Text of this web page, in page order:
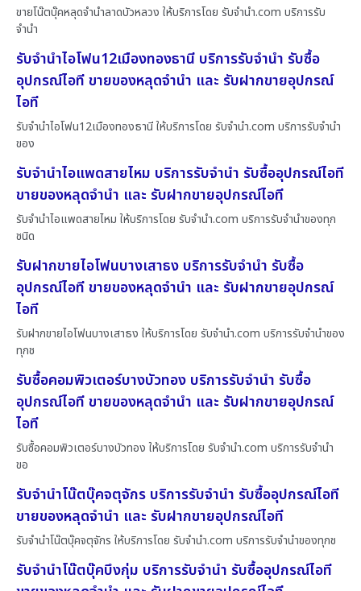
ขายโน๊ตบุ๊คหลุดจำนำลาดบัวหลวง ให้บริการโดย รับจํานํา.com บริการรับ
จำนำ
รับจำนำไอโฟน12เมืองทองธานี บริการรับจำนำ รับซื้อ
อุปกรณ์ไอที ขายของหลุดจำนำ และ รับฝากขายอุปกรณ์
ไอที
รับจำนำไอโฟน12เมืองทองธานี ให้บริการโดย รับจํานํา.com บริการรับจำนำ
ของ
รับจำนำไอแพดสายไหม บริการรับจำนำ รับซื้ออุปกรณ์ไอที
ขายของหลุดจำนำ และ รับฝากขายอุปกรณ์ไอที
รับจำนำไอแพดสายไหม ให้บริการโดย รับจํานํา.com บริการรับจำนำของทุก
ชนิด
รับฝากขายไอโฟนบางเสาธง บริการรับจำนำ รับซื้อ
อุปกรณ์ไอที ขายของหลุดจำนำ และ รับฝากขายอุปกรณ์
ไอที
รับฝากขายไอโฟนบางเสาธง ให้บริการโดย รับจํานํา.com บริการรับจำนำของ
ทุกช
รับซื้อคอมพิวเตอร์บางบัวทอง บริการรับจำนำ รับซื้อ
อุปกรณ์ไอที ขายของหลุดจำนำ และ รับฝากขายอุปกรณ์
ไอที
รับซื้อคอมพิวเตอร์บางบัวทอง ให้บริการโดย รับจํานํา.com บริการรับจำนำ
ขอ
รับจำนำโน๊ตบุ๊คจตุจักร บริการรับจำนำ รับซื้ออุปกรณ์ไอที
ขายของหลุดจำนำ และ รับฝากขายอุปกรณ์ไอที
รับจำนำโน๊ตบุ๊คจตุจักร ให้บริการโดย รับจํานํา.com บริการรับจำนำของทุกช
รับจำนำโน๊ตบุ๊คบึงกุ่ม บริการรับจำนำ รับซื้ออุปกรณ์ไอที